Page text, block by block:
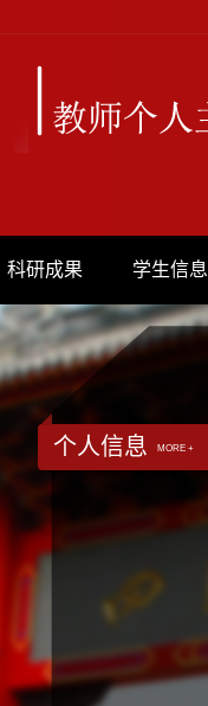
科研成果 学生信息
个人信息 MORE +